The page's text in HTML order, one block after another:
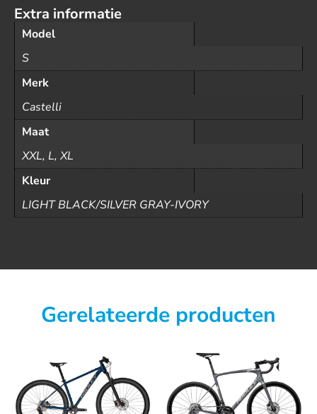
Extra informatie
Model
S
Merk
Castelli
Maat
XXL, L, XL
Kleur
LIGHT BLACK/SILVER GRAY-IVORY
Gerelateerde producten